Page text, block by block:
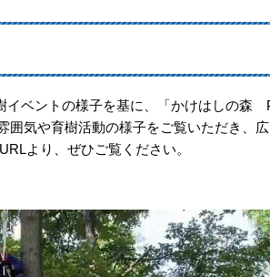
ベントの様子を基に、「かけはしの森
気や育樹活動の様子をご覧いただき、広
より、ぜひご覧ください。